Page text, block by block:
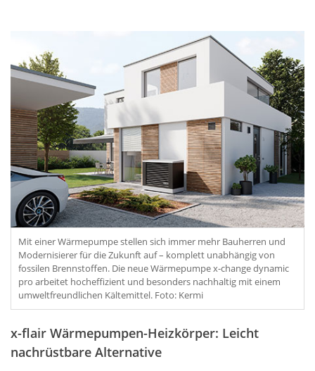
Mit einer Wärmepumpe stellen sich immer mehr Bauherren und
Modernisierer für die Zukunft auf – komplett unabhängig von
fossilen Brennstoffen. Die neue Wärmepumpe x-change dynamic
pro arbeitet hocheffizient und besonders nachhaltig mit einem
umweltfreundlichen Kältemittel. Foto: Kermi
x-flair Wärmepumpen-Heizkörper: Leicht
nachrüstbare Alternative